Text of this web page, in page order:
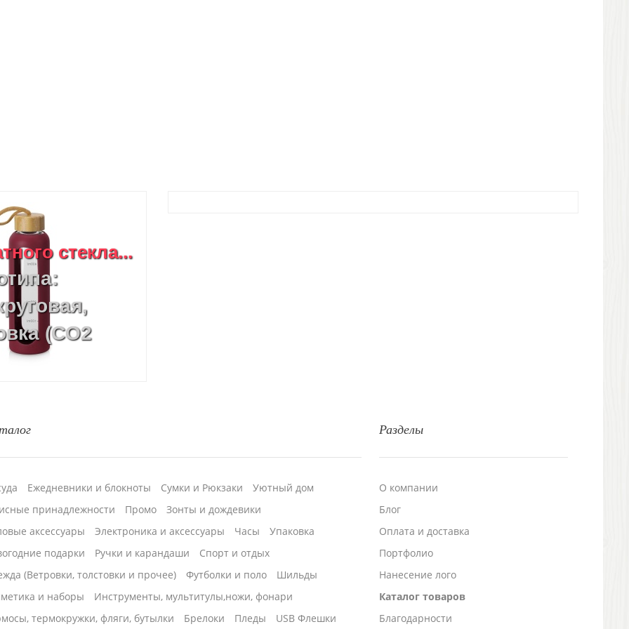
стекла...
(CO2
Разделы
О компании
Блог
Оплата и доставка
Портфолио
Нанесение лого
Каталог товаров
Благодарности
Ежедневники и блокноты Сумки и Рюкзаки
Уютный дом
принадлежности
Промо
Зонты и дождевики
аксессуары
Электроника и аксессуары Часы
Упаковка
подарки
Ручки и карандаши
Спорт и отдых
(Ветровки, толстовки и прочее)
Футболки и поло
Шильды
и наборы
Инструменты, мультитулы,ножи, фонари
термокружки, фляги, бутылки
Брелоки Пледы USB Флешки